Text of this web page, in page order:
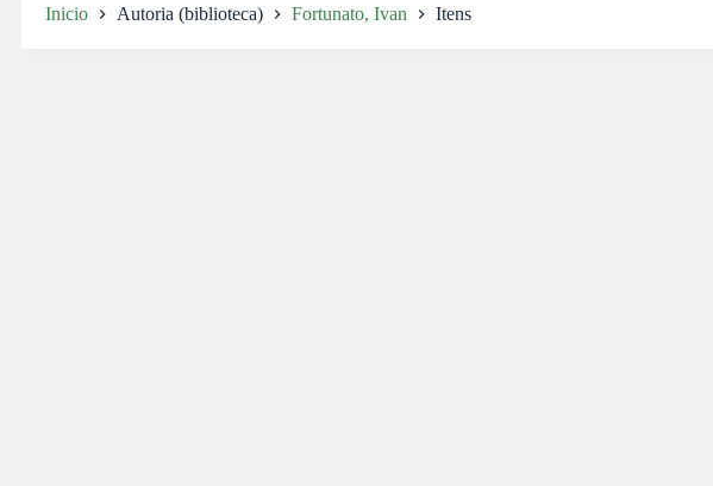
Inicio Autoria (biblioteca) Fortunato, Ivan Itens